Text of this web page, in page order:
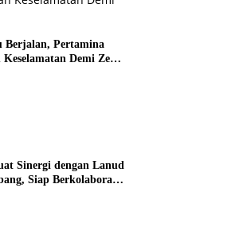
Berjalan, Pertamina
Keselamatan Demi Zero
Sinergi dengan Lanud
Siap Berkolaborasi